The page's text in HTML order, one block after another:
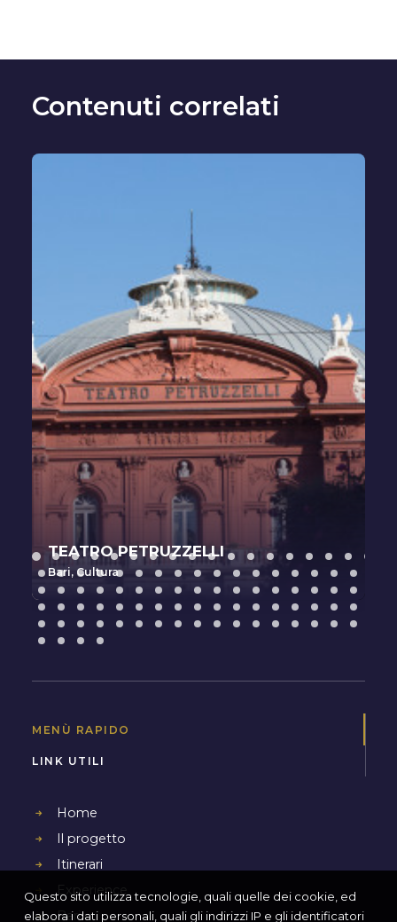
Contenuti correlati
TEATRO PETRUZZELLI
Bari, Cultura
MENÙ RAPIDO
LINK UTILI
Home
Il progetto
Itinerari
Experience
Bari
Questo sito utilizza tecnologie, quali quelle dei cookie, ed
elabora i dati personali, quali gli indirizzi IP e gli identificatori